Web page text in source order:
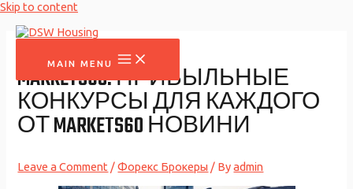
Skip to content
MAIN MENU
MARKETS60: ПРИБЫЛЬНЫЕ
КОНКУРСЫ ДЛЯ КАЖДОГО
ОТ MARKETS60 НОВИНИ
Leave a Comment /Форекс Брокеры / Byadmin